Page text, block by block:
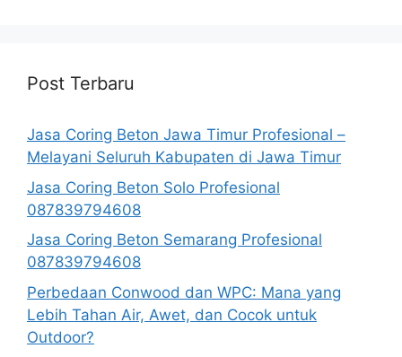
Post Terbaru
Jasa Coring Beton Jawa Timur Profesional –
Melayani Seluruh Kabupaten di Jawa Timur
Jasa Coring Beton Solo Profesional
087839794608
Jasa Coring Beton Semarang Profesional
087839794608
Perbedaan Conwood dan WPC: Mana yang
Lebih Tahan Air, Awet, dan Cocok untuk
Outdoor?